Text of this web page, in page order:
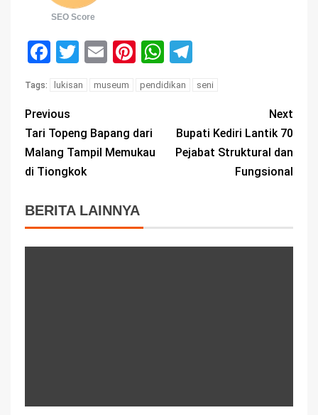
SEO Score
Facebook
Twitter
EmailPinterest
WhatsApp
Tags: lukisan museum pendidikan seni
Previous
Tari Topeng Bapang dari
Malang Tampil Memukau
di Tiongkok
Next
Bupati Kediri Lantik 70
Pejabat Struktural dan
Fungsional
BERITA LAINNYA